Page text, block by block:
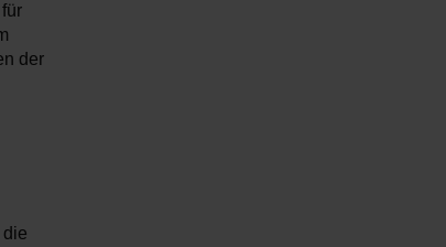
der